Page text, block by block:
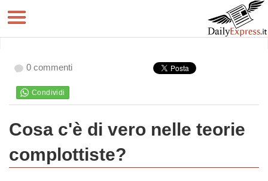
0 commenti
Cosa c'è di vero nelle teorie
complottiste?